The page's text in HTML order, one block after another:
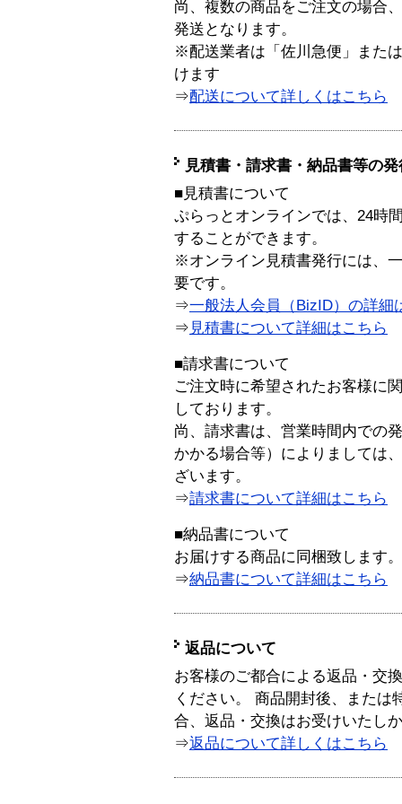
尚、複数の商品をご注文の場合
発送となります。
※配送業者は「佐川急便」また
けます
⇒配送について詳しくはこちら
見積書・請求書・納品書等の
■見積書について
ぷらっとオンラインでは、24時
することができます。
※オンライン見積書発行には、
要です。
⇒一般法人会員（BizID）の詳細
⇒ 見積書について詳細はこちら
■請求書について
ご注文時に希望されたお客様に
しております。
尚、請求書は、営業時間内での
かかる場合等）によりましては
ざいます。
⇒請求書について詳細はこちら
■納品書について
お届けする商品に同梱致します。
⇒納品書について詳細はこちら
返品について
お客様のご都合による返品・交
ください。 商品開封後、または
合、返品・交換はお受けいたし
⇒返品について詳しくはこちら